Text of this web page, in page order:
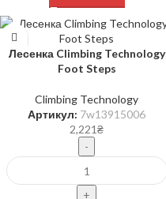
Лесенка Climbing Technology
Foot Steps
Climbing Technology
Артикул: 7w13915006
2,221₴